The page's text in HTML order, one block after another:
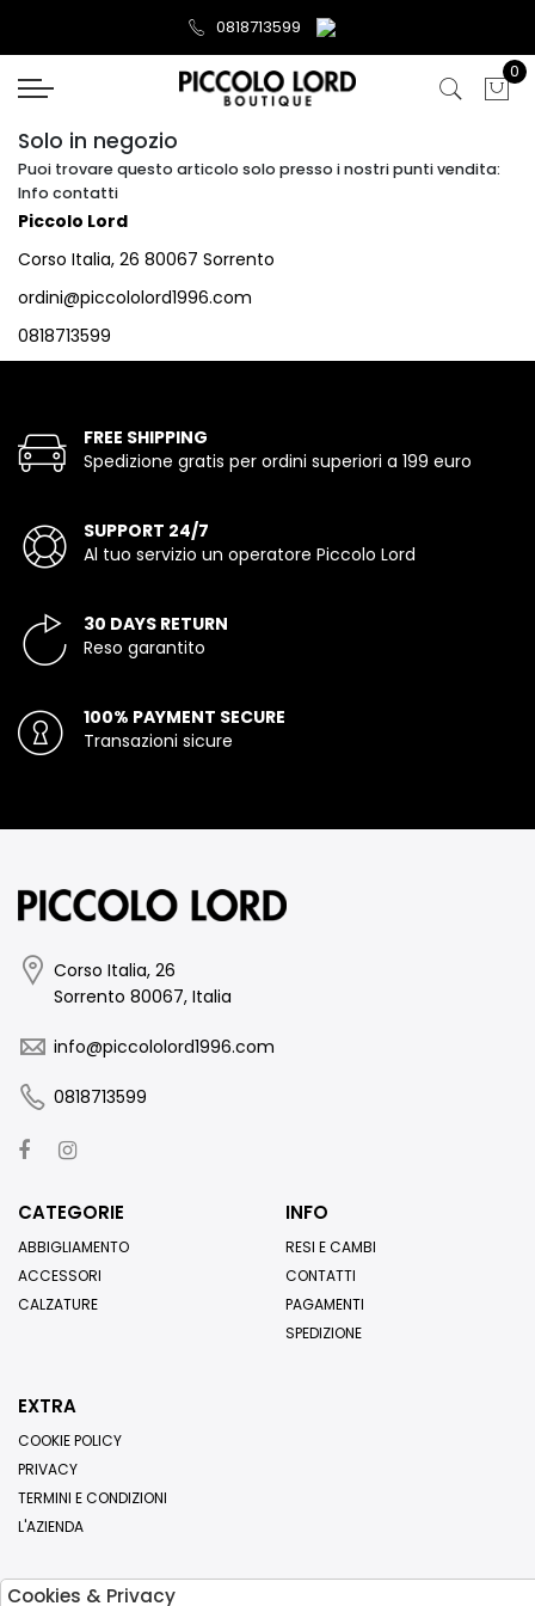
0818713599
0
Solo in negozio
Puoi trovare questo articolo solo presso i nostri punti vendita:
Info contatti
Piccolo Lord
Corso Italia, 26 80067 Sorrento
ordini@piccololord1996.com
0818713599
FREE SHIPPING
Spedizione gratis per ordini superiori a 199 euro
SUPPORT 24/7
Al tuo servizio un operatore Piccolo Lord
30 DAYS RETURN
Reso garantito
100% PAYMENT SECURE
Transazioni sicure
Corso Italia, 26
Sorrento 80067, Italia
info@piccololord1996.com
0818713599
CATEGORIE
ABBIGLIAMENTO
ACCESSORI
CALZATURE
INFO
RESI E CAMBI
CONTATTI
PAGAMENTI
SPEDIZIONE
EXTRA
COOKIE POLICY
PRIVACY
TERMINI E CONDIZIONI
L'AZIENDA
Cookies & Privacy